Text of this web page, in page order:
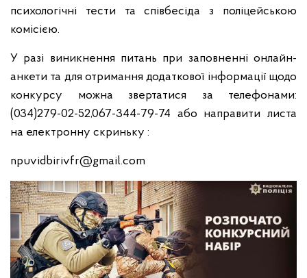
психологічні тести та співбесіда з поліцейською
комісією.
У разі виникнення питань при заповненні онлайн-
анкети та для отримання додаткової інформації щодо
конкурсу можна звертатися за телефонами:
(034)279-02-52,067-344-79-74 або направити листа
на електронну скриньку :
npuvidbirivfr@gmail.com